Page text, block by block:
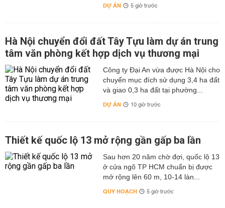
DỰ ÁN 5 giờ trước
Hà Nội chuyển đổi đất Tây Tựu làm dự án trung
tâm văn phòng kết hợp dịch vụ thương mại
Công ty Đại An vừa được Hà Nội cho
chuyển mục đích sử dụng 3,4 ha đất
và giao 0,3 ha đất tại phường...
DỰ ÁN 10 giờ trước
Thiết kế quốc lộ 13 mở rộng gần gấp ba lần
Sau hơn 20 năm chờ đợi, quốc lộ 13
ở cửa ngõ TP HCM chuẩn bị được
mở rộng lên 60 m, 10-14 làn...
QUY HOẠCH 5 giờ trước